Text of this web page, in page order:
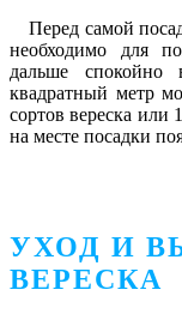
Перед самой
необходимо для
дальше
квадратный метр
сортов вереска или
на месте посадки
УХОД И
ВЕРЕСКА